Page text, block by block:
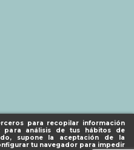
para recopilar información
para análisis de tus hábitos de
supone la aceptación de la
tu navegador para impedir